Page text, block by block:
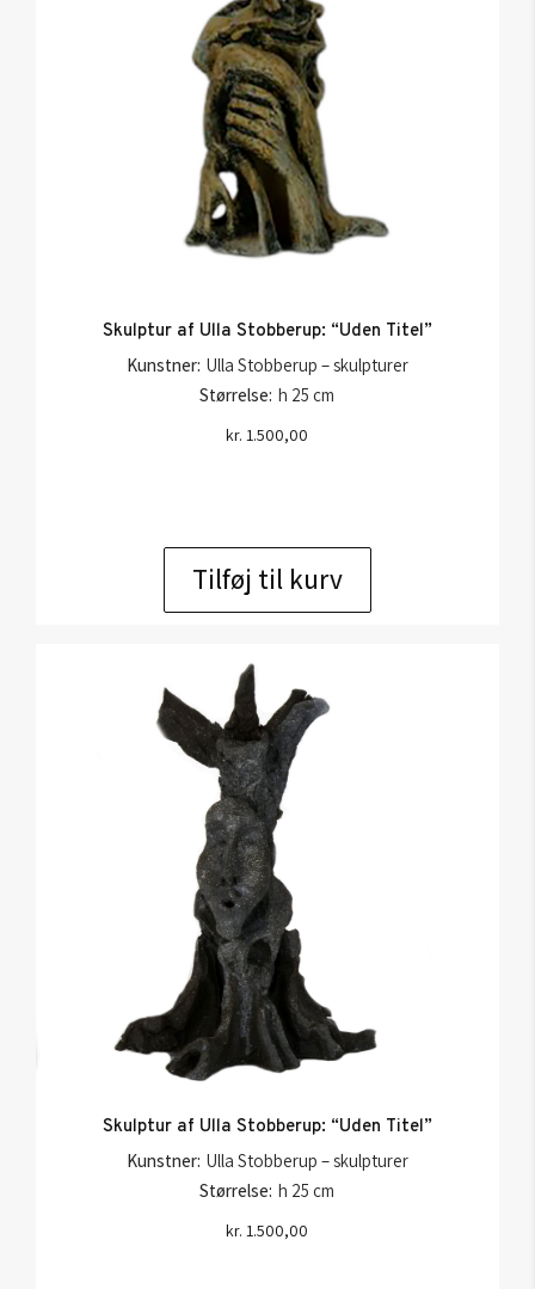
Skulptur af Ulla Stobberup: “Uden Titel”
Kunstner: Ulla Stobberup – skulpturer
Størrelse: h 25 cm
kr. 1.500,00
Tilføj til kurv
Skulptur af Ulla Stobberup: “Uden Titel”
Kunstner: Ulla Stobberup – skulpturer
Størrelse: h 25 cm
kr. 1.500,00